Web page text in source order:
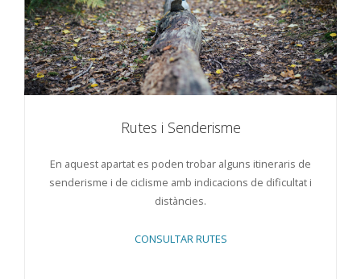
Rutes i Senderisme
En aquest apartat es poden trobar alguns itineraris de
senderisme i de ciclisme amb indicacions de dificultat i
distàncies.
CONSULTAR RUTES